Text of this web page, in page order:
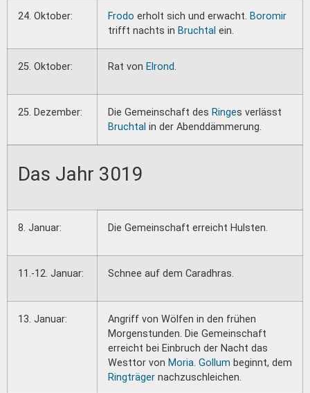
24. Oktober: Frodo erholt sich und erwacht. Boromir
trifft nachts in Bruchtal ein.
25. Oktober: Rat von Elrond.
25. Dezember: Die Gemeinschaft des Ringes verlässt
Bruchtal in der Abenddämmerung.
Das Jahr 3019
8. Januar: Die Gemeinschaft erreicht Hulsten.
11.-12. Januar: Schnee auf dem Caradhras.
13. Januar:
Angriff von Wölfen in den frühen
Morgenstunden. Die Gemeinschaft
erreicht bei Einbruch der Nacht das
Westtor von Moria. Gollum beginnt, dem
Ringträger nachzuschleichen.